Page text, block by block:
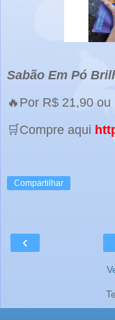
Sabão Em Pó
🔥Por R$ 21,90
🛒Compre aqui
Compartilhar
‹